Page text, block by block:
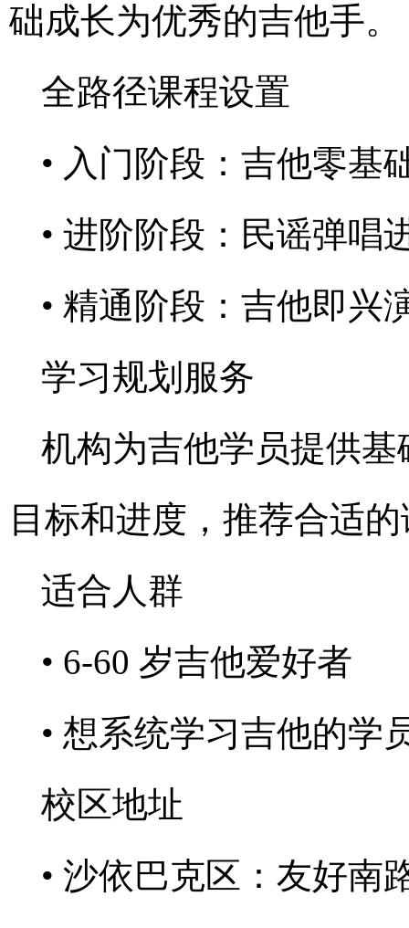
础成长为优秀的吉他手。
全路径课程设置
• 入门阶段：吉他零基
• 进阶阶段：民谣弹唱
• 精通阶段：吉他即兴
学习规划服务
机构为吉他学员提供
目标和进度，推荐合适
适合人群
• 6-60 岁吉他爱好者
• 想系统学习吉他的学
校区地址
• 沙依巴克区：友好南